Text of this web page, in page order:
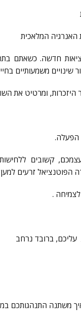
האנרגיה המלאכית
חדשה. כשאתם
שינויים משמעותיים
הפעלה.
קשובים
זרעים למען
עליכם, ברובד נרחב
משתנה התנהגותכם